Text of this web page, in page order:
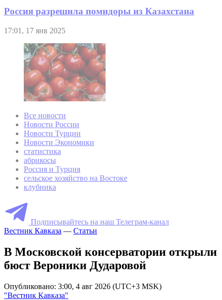
Россия разрешила помидоры из Казахстана
17:01, 17 янв 2025
Все новости
Новости России
Новости Турции
Новости Экономики
статистика
абрикосы
Россия и Турция
сельское хозяйство на Востоке
клубника
Подписывайтесь на наш Телеграм-канал
Вестник Кавказа — Статьи
В Московской консерватории открыли
бюст Вероники Дударовой
Опубликовано: 3:00, 4 авг 2026 (UTC+3 MSK)
"Вестник Кавказа"